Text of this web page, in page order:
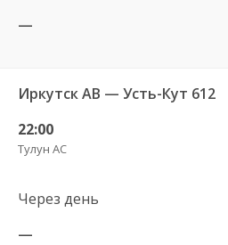
—
Иркутск АВ — Усть-Кут 612
22:00
Тулун АС
Через день
—